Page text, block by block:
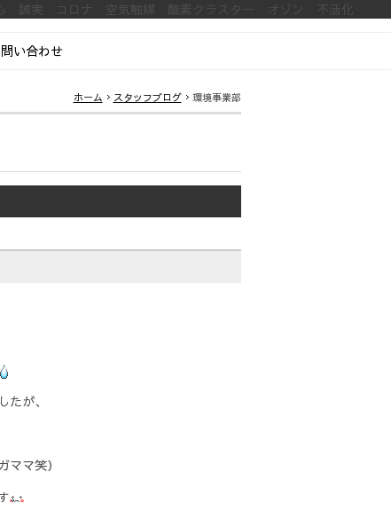
実 コロナ 空気触媒 酸素クラスター オゾン 不活化
い合わせ
ホーム スタッフブログ 環境事業部
が、
マ笑）